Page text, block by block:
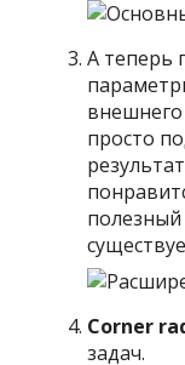
А теперь
просто
Corner
задач.